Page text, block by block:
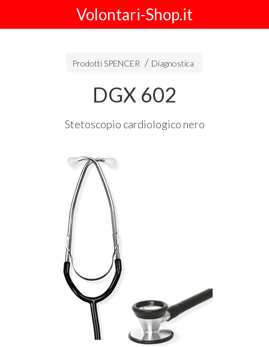
Volontari-Shop.it
Prodotti SPENCER Diagnostica
DGX 602
Stetoscopio cardiologico nero